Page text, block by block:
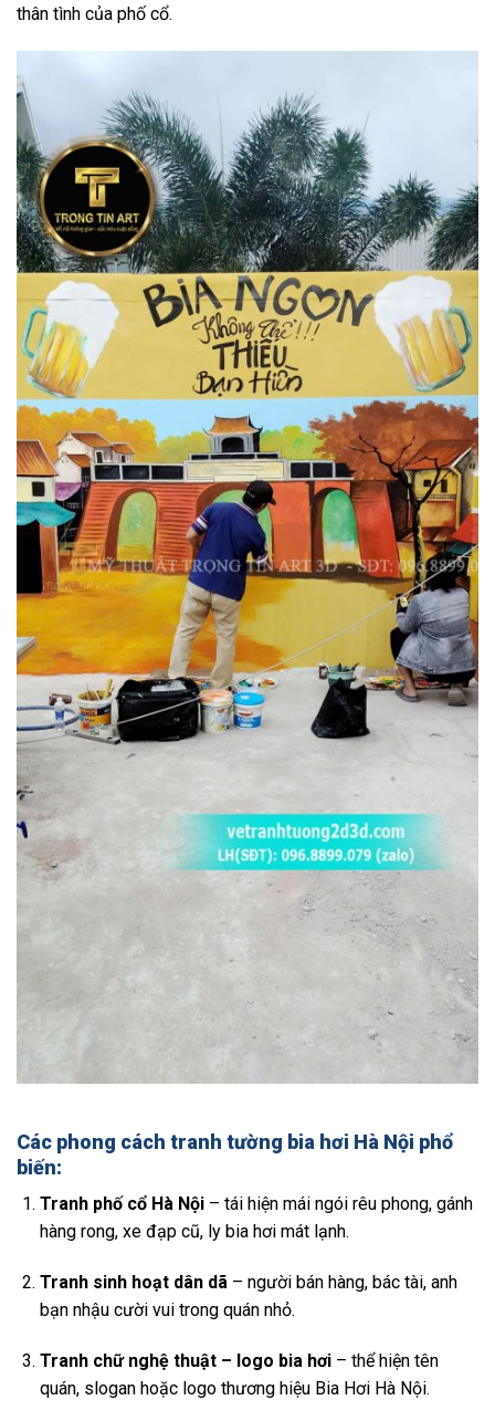
thân tình của phố cổ.
Các phong cách tranh tường bia hơi Hà Nội phổ
biến:
Tranh phố cổ Hà Nội– tái hiện mái ngói rêu phong, gánh
hàng rong, xe đạp cũ, ly bia hơi mát lạnh.
Tranh sinh hoạt dân dã– người bán hàng, bác tài, anh
bạn nhậu cười vui trong quán nhỏ.
Tranh chữ nghệ thuật – logo bia hơi– thể hiện tên
quán, slogan hoặc logo thương hiệu Bia Hơi Hà Nội.